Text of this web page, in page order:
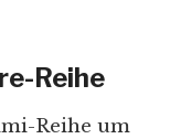
Reihe
Reihe um